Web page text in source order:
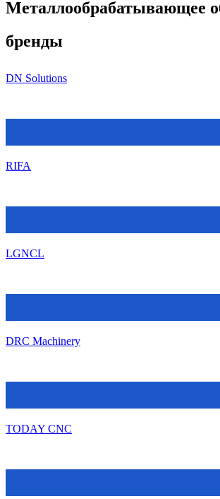
Металлообрабатывающее
бренды
DN Solutions
RIFA
LGNCL
DRC Machinery
TODAY CNC